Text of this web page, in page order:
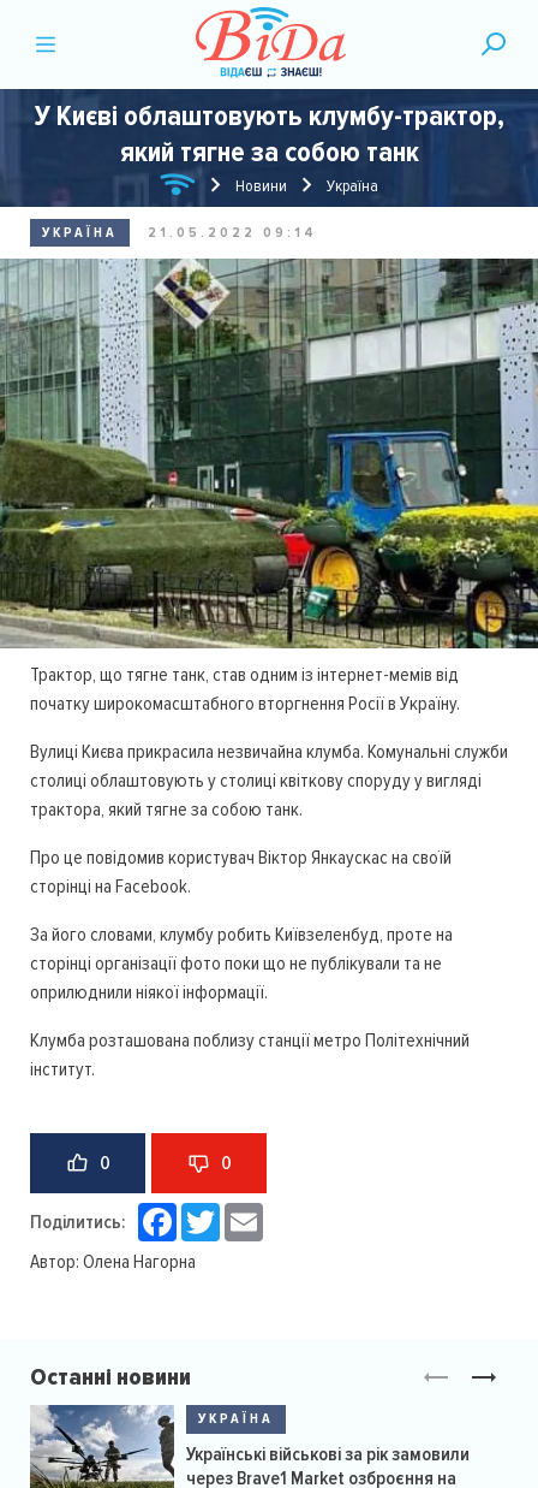
У Києві облаштовують клумбу-трактор,
який тягне за собою танк
Новини Україна
УКРАЇНА 21.05.2022 09:14
Трактор, що тягне танк, став одним із інтернет-мемів від
початку широкомасштабного вторгнення Росії в Україну.
Вулиці Києва прикрасила незвичайна клумба. Комунальні служби
столиці облаштовують у столиці квіткову споруду у вигляді
трактора, який тягне за собою танк.
Про це повідомив користувач Віктор Янкаускас на своїй
сторінці на Facebook.
За його словами, клумбу робить Київзеленбуд, проте на
сторінці організації фото поки що не публікували та не
оприлюднили ніякої інформації.
Клумба розташована поблизу станції метро Політехнічний
інститут.
0 0
Поділитись: Facebook
Twitter
Автор: Олена Нагорна
Останні новини
УКРАЇНА
Українські військові за рік замовили
через Brave1 Market озброєння на